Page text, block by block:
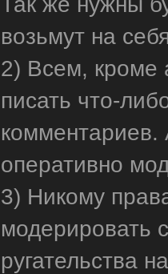
возьмут на
2) Всем, кроме
писать что-
оперативно
3) Никому
модерировать
ругательства